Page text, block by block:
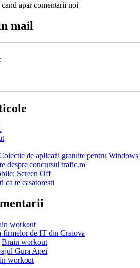
apar comentarii noi
mail
de aplicatii gratuite pentru
despre concursul trafic.ro
Screen Off
ca te casatoresti
workout
firmelor de IT din Craiova
Brain workout
Gura Apei
workout